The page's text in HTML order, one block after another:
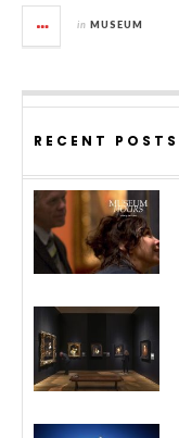
in MUSEUM
RECENT POSTS